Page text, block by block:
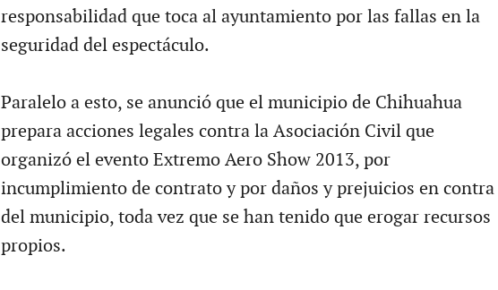
responsabilidad que toca al ayuntamiento por las fallas en la
seguridad del espectáculo.
Paralelo a esto, se anunció que el municipio de Chihuahua
prepara acciones legales contra la Asociación Civil que
organizó el evento Extremo Aero Show 2013, por
incumplimiento de contrato y por daños y prejuicios en contra
del municipio, toda vez que se han tenido que erogar recursos
propios.